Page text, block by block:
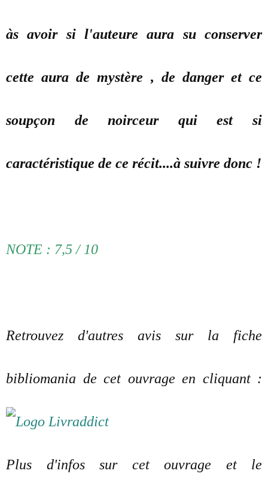
às avoir si l'auteure aura su conserver
cette aura de mystère , de danger et ce
soupçon de noirceur qui est si
caractéristique de ce récit....à suivre donc !
NOTE : 7,5 / 10
Retrouvez d'autres avis sur la fiche
bibliomania de cet ouvrage en cliquant :
Plus d'infos sur cet ouvrage et le